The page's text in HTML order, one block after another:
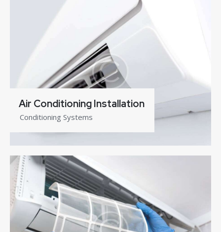
Air Conditioning Installation
Conditioning Systems